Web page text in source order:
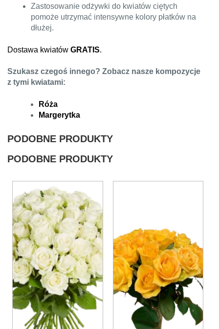
Zastosowanie odżywki do kwiatów ciętych
pomoże utrzymać intensywne kolory płatków na
dłużej.
Dostawa kwiatów GRATIS.
Szukasz czegoś innego? Zobacz nasze kompozycje
z tymi kwiatami:
Róża
Margerytka
PODOBNE PRODUKTY
PODOBNE PRODUKTY
produkt
ma
wiele
wariantów.
Opcje
można
wybrać
na
stronie
produktu